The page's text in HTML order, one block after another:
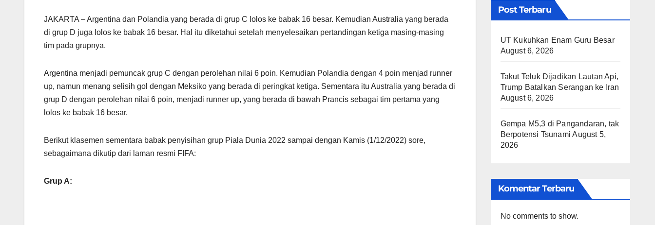
JAKARTA – Argentina dan Polandia yang berada di grup C lolos ke babak 16 besar. Kemudian Australia yang berada
di grup D juga lolos ke babak 16 besar. Hal itu diketahui setelah menyelesaikan pertandingan ketiga masing-masing
tim pada grupnya.
Argentina menjadi pemuncak grup C dengan perolehan nilai 6 poin. Kemudian Polandia dengan 4 poin menjad runner
up, namun menang selisih gol dengan Meksiko yang berada di peringkat ketiga. Sementara itu Australia yang berada di
grup D dengan perolehan nilai 6 poin, menjadi runner up, yang berada di bawah Prancis sebagai tim pertama yang
lolos ke babak 16 besar.
Berikut klasemen sementara babak penyisihan grup Piala Dunia 2022 sampai dengan Kamis (1/12/2022) sore,
sebagaimana dikutip dari laman resmi FIFA:
Grup A:
Post Terbaru
UT Kukuhkan Enam Guru Besar
August 6, 2026
Takut Teluk Dijadikan Lautan Api,
Trump Batalkan Serangan ke Iran
August 6, 2026
Gempa M5,3 di Pangandaran, tak
Berpotensi Tsunami August 5,
2026
Komentar Terbaru
No comments to show.